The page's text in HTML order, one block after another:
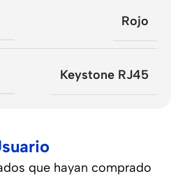
Rojo
Keystone RJ45
que hayan comprado